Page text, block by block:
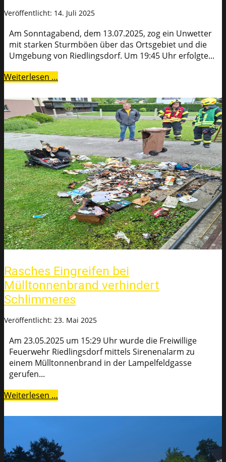
Veröffentlicht: 14. Juli 2025
Am Sonntagabend, dem 13.07.2025, zog ein Unwetter
mit starken Sturmböen über das Ortsgebiet und die
Umgebung von Riedlingsdorf. Um 19:45 Uhr erfolgte...
Weiterlesen …
Rasches Eingreifen bei
Mülltonnenbrand verhindert
Schlimmeres
Veröffentlicht: 23. Mai 2025
Am 23.05.2025 um 15:29 Uhr wurde die Freiwillige
Feuerwehr Riedlingsdorf mittels Sirenenalarm zu
einem Mülltonnenbrand in der Lampelfeldgasse
gerufen...
Weiterlesen …